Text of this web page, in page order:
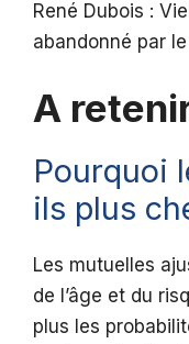
René Dubois :
abandonné par
A
Pourquoi
ils plus
Les mutuelles
de l’âge et du
plus les